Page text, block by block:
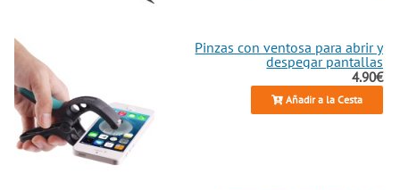
Pinzas con ventosa para abrir y
despegar pantallas
4.90€
Añadir a la Cesta